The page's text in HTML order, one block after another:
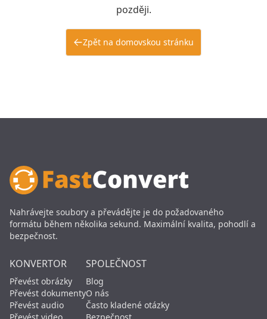
později.
Zpět na domovskou stránku
Nahrávejte soubory a převádějte je do požadovaného
formátu během několika sekund. Maximální kvalita, pohodlí a
bezpečnost.
KONVERTOR
Převést obrázky
Převést dokumenty
Převést audio
SPOLEČNOST
Blog
O nás
Často kladené otázky